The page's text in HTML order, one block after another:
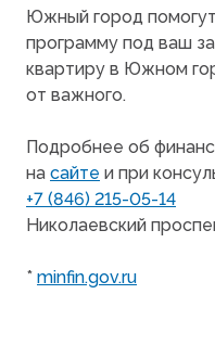
Южный город
программу под ваш
квартиру в Южном
от важного.
Подробнее об
на сайте и при
+7 (846) 215-05-14
Николаевский
* minfin.gov.ru